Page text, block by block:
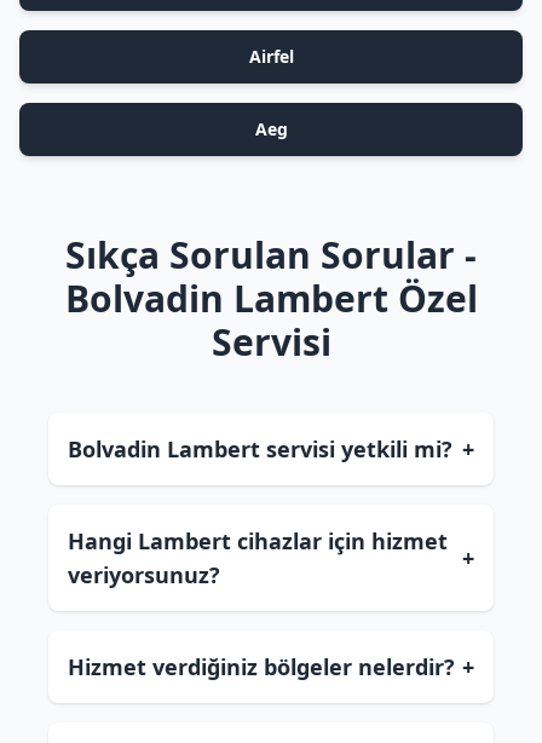
Airfel
Aeg
Sıkça Sorulan Sorular -
Bolvadin Lambert Özel
Servisi
Bolvadin Lambert servisi yetkili mi? +
Hangi Lambert cihazlar için hizmet
veriyorsunuz?
+
Hizmet verdiğiniz bölgeler nelerdir? +